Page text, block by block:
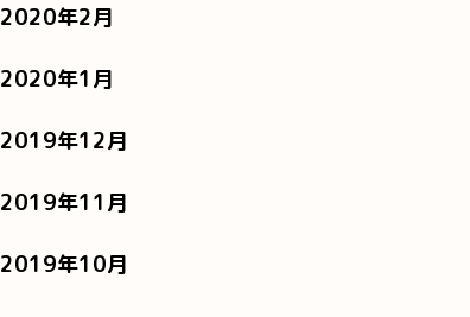
2020年2月
2020年1月
2019年12月
2019年11月
2019年10月